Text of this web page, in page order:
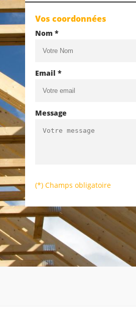
Vos coordonnées
Nom *
Email *
Message
(*) Champs obligatoire